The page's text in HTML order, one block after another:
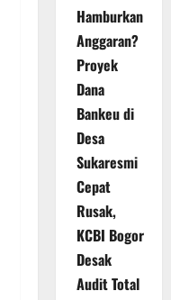
Hamburkan
Anggaran?
Proyek
Dana
Bankeu di
Desa
Sukaresmi
Cepat
Rusak,
KCBI Bogor
Desak
Audit Total